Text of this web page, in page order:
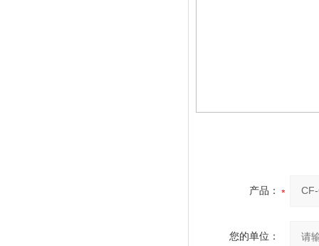
产品：
您的单位：